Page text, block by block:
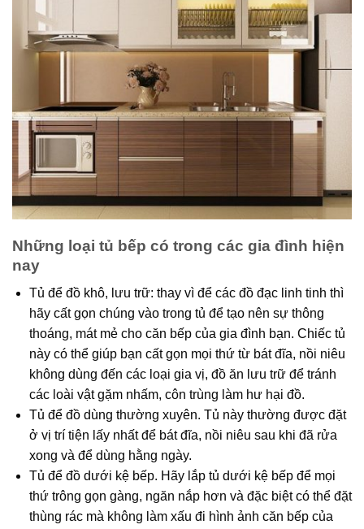
Những loại tủ bếp có trong các gia đình hiện
nay
Tủ để đồ khô, lưu trữ: thay vì để các đồ đạc linh tinh thì
hãy cất gọn chúng vào trong tủ để tạo nên sự thông
thoáng, mát mẻ cho căn bếp của gia đình bạn. Chiếc tủ
này có thể giúp bạn cất gọn mọi thứ từ bát đĩa, nồi niêu
không dùng đến các loại gia vị, đồ ăn lưu trữ để tránh
các loài vật gặm nhấm, côn trùng làm hư hại đồ.
Tủ để đồ dùng thường xuyên. Tủ này thường được đặt
ở vị trí tiện lấy nhất để bát đĩa, nồi niêu sau khi đã rửa
xong và để dùng hằng ngày.
Tủ để đồ dưới kệ bếp. Hãy lắp tủ dưới kệ bếp để mọi
thứ trông gọn gàng, ngăn nắp hơn và đặc biệt có thể đặt
thùng rác mà không làm xấu đi hình ảnh căn bếp của